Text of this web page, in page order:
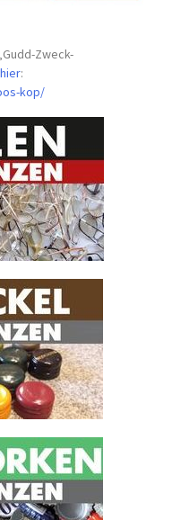
Zweck-
hier:
kop/